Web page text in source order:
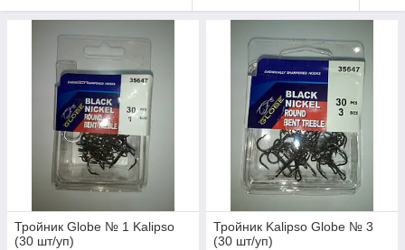
Тройник Globe № 1 Kalipso
(30 шт/уп)
Тройник Kalipso Globe № 3
(30 шт/уп)